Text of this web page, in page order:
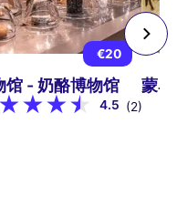
€20
馆 - 奶酪博物馆
4.5 (2)
蒙马